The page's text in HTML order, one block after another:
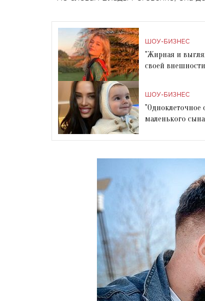
ШОУ-БИЗНЕС
"Жирная и
своей внешности
ШОУ-БИЗНЕС
"Одноклеточное
маленького сына